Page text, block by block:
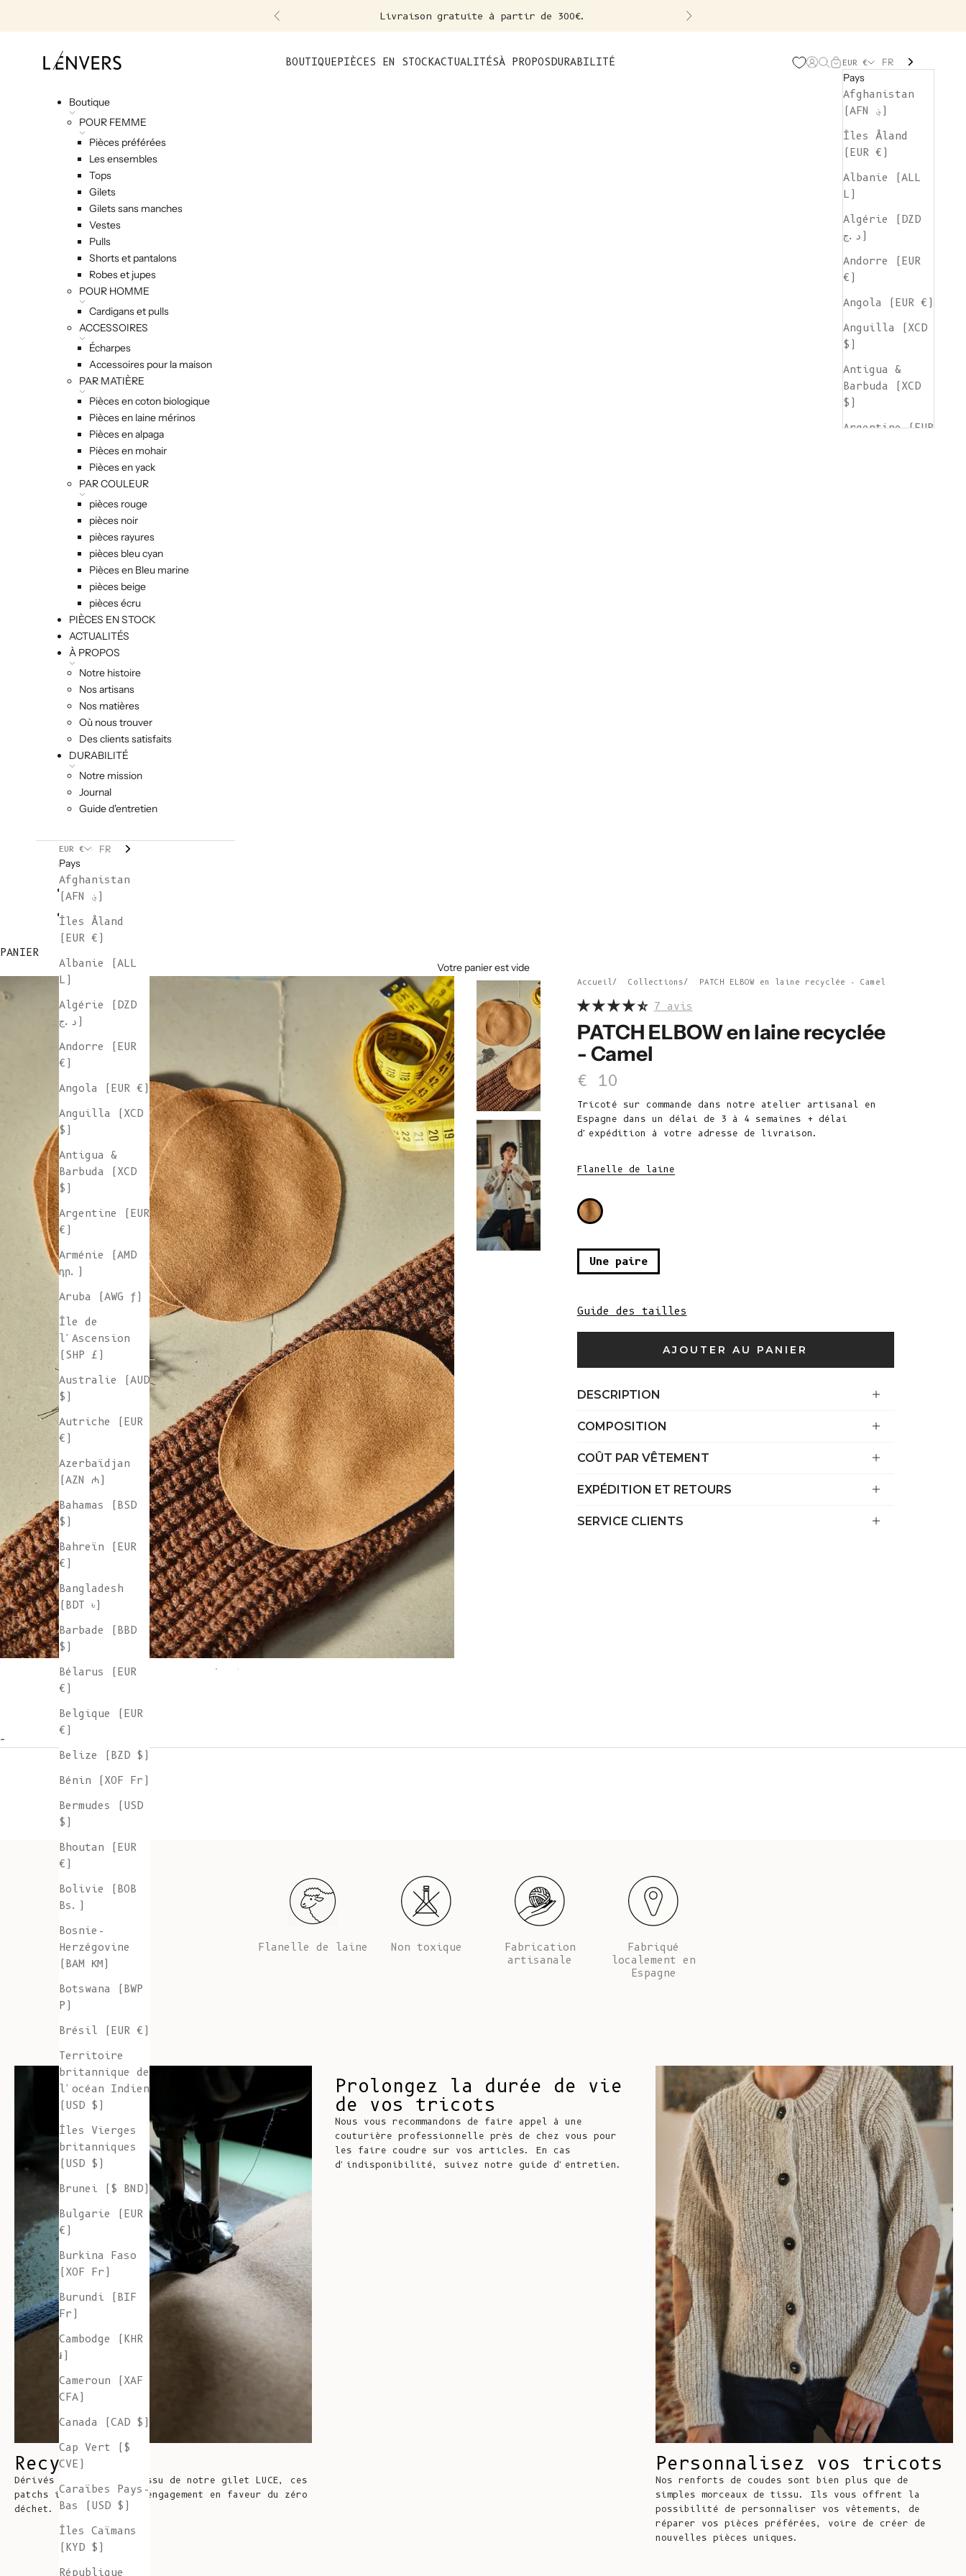
Précédent Livraison gratuite à partir de 300€. Suivant
L'ENVERS BOUTIQUEPIÈCES EN STOCKACTUALITÉSÀ PROPOSDURABILITÉ Page d'ouverture de
Recherche ouverte
Chariot ouvert
EUR €
Pays
Afghanistan
(AFN ؋)
Îles Åland
(EUR €)
Albanie (ALL
L)
Algérie (DZD
د.ج)
Andorre (EUR
€)
Angola (EUR €)
Anguilla (XCD
$)
Antigua &
Barbuda (XCD
$)
Argentine (EUR
$)
Bolivie (BOB
Bs.)
Bulgarie (EUR
(XOF Fr)
Îles Caïmans
Comores (KMF
Fr)
Congo -
Brazzaville
(XAF CFA)
Congo -
Kinshasa (CDF
Fr)
Îles Cook (NZD
$)
Costa Rica
(CRC ₡)
Côte d'Ivoire
(XOF Fr)
Croatie (EUR
€)
Curaçao (ANG
ƒ)
Chypre (EUR €)
Tchèque (CZK
Kč)
Danemark (DKK
kr.)
FR
Boutique
POUR FEMME
Pièces préférées
Les ensembles
Tops
Gilets
Gilets sans manches
Vestes
Pulls
Shorts et pantalons
Robes et jupes
POUR HOMME
Cardigans et pulls
ACCESSOIRES
Écharpes
Accessoires pour la maison
PAR MATIÈRE
Pièces en coton biologique
Pièces en laine mérinos
Pièces en alpaga
Pièces en mohair
Pièces en yack
PAR COULEUR
pièces rouge
pièces noir
pièces rayures
pièces bleu cyan
Pièces en Bleu marine
pièces beige
pièces écru
PIÈCES EN STOCK
ACTUALITÉS
À PROPOS
Notre histoire
Nos artisans
Nos matières
Où nous trouver
Des clients satisfaits
DURABILITÉ
Notre mission
Journal
Guide d'entretien
EUR €
Pays
Afghanistan
(AFN ؋)
Îles Åland
(EUR €)
Albanie (ALL
L)
Algérie (DZD
د.ج)
Andorre (EUR
€)
Angola (EUR €)
Anguilla (XCD
$)
Antigua &
Barbuda (XCD
$)
Argentine (EUR
€)
Arménie (AMD
դր.)
Aruba (AWG ƒ)
Île de
l'Ascension
(SHP £)
Australie (AUD
$)
Autriche (EUR
€)
Azerbaïdjan
(AZN ₼)
Bahamas (BSD
$)
Bahreïn (EUR
€)
Bangladesh
(BDT ৳)
Barbade (BBD
$)
Bélarus (EUR
€)
Belgique (EUR
€)
Belize (BZD $)
Bénin (XOF Fr)
Bermudes (USD
$)
Bhoutan (EUR
€)
Bolivie (BOB
Bs.)
Bosnie-
Herzégovine
(BAM КМ)
Botswana (BWP
P)
Brésil (EUR €)
Territoire
britannique de
l'océan Indien
(USD $)
Îles Vierges
britanniques
(USD $)
Brunei ($ BND)
Bulgarie (EUR
€)
Burkina Faso
(XOF Fr)
Burundi (BIF
Fr)
Cambodge (KHR
៛)
Cameroun (XAF
CFA)
Canada (CAD $)
Cap Vert ($
CVE)
Caraïbes Pays-
Bas (USD $)
Îles Caïmans
(KYD $)
République
FR
PANIER
Votre panier est vide
Accueil Collections PATCH ELBOW en laine recyclée - Camel
7 avis
PATCH ELBOW en laine recyclée
- Camel
Prix de vente
€ 10
Tricoté sur commande dans notre atelier artisanal en
Espagne dans un délai de 3 à 4 semaines + délai
d'expédition à votre adresse de livraison.
Flanelle de laine
Une paire
Guide des tailles
AJOUTER AU PANIER
DESCRIPTION
COMPOSITION
COÛT PAR VÊTEMENT
EXPÉDITION ET RETOURS
SERVICE CLIENTS
-
Flanelle de laine Non toxique
Fabrication
artisanale
Fabriqué
localement en
Espagne
Recyclage
Dérivés de chutes de tissu de notre gilet LUCE, ces
patchs incarnent notre engagement en faveur du zéro
déchet.
Prolongez la durée de vie
de vos tricots
Nous vous recommandons de faire appel à une
couturière professionnelle près de chez vous pour
les faire coudre sur vos articles. En cas
d'indisponibilité, suivez notre guide d'entretien.
Personnalisez vos tricots
Nos renforts de coudes sont bien plus que de
simples morceaux de tissu. Ils vous offrent la
possibilité de personnaliser vos vêtements, de
réparer vos pièces préférées, voire de créer de
nouvelles pièces uniques.
Welcome to L'ENVERS
It seems that you are in
prefer:
Ship to
United States